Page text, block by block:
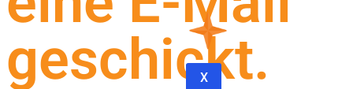
X
geschickt.